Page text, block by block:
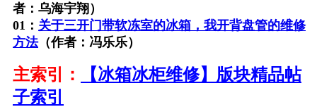
者：乌海宇翔）
01： 关于三开门带软冻室的冰箱，我开背盘管的维修
方法（作者：冯乐乐）
主索引：
【冰箱冰柜维修】版块精品帖
子索引